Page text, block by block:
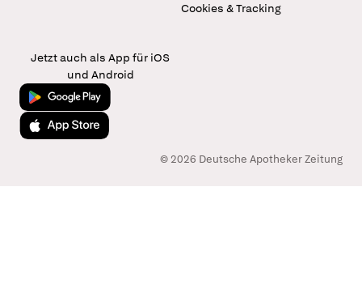
Cookies & Tracking
Jetzt auch als App für iOS
und Android
Jetzt bei Google Play
Laden im App Store
© 2026 Deutsche Apotheker Zeitung